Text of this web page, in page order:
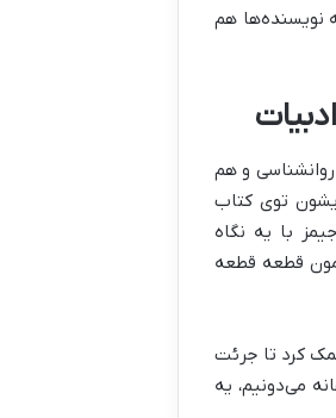
نویسنده‌ها هم
و هم
توی کتاب
برد. جیمز با یه نگاه
قطعه قطعه
کرد تا جرئت
می‌دونیم، یه